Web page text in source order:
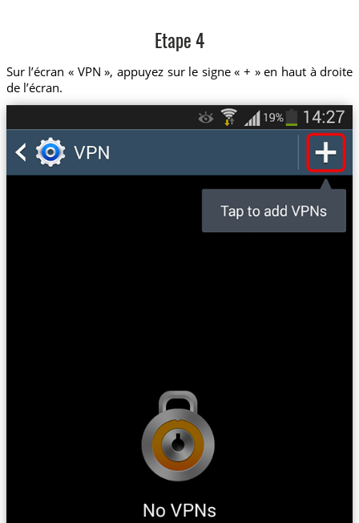
Etape 4
Sur l’écran « VPN », appuyez sur le signe « + » en haut à droite
de l’écran.